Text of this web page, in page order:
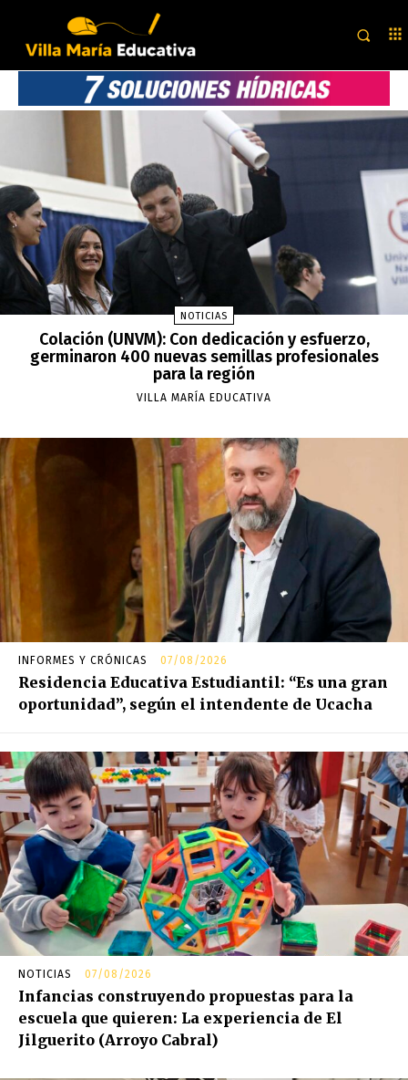
INFORMES Y CRÓNICAS 07/08/2026
Residencia Educativa Estudiantil: “Es una gran
oportunidad”, según el intendente de Ucacha
NOTICIAS 07/08/2026
Infancias construyendo propuestas para la
escuela que quieren: La experiencia de El
Jilguerito (Arroyo Cabral)
NOTICIAS
Colación (UNVM): Con dedicación y esfuerzo,
germinaron 400 nuevas semillas profesionales
para la región
VILLA MARÍA EDUCATIVA